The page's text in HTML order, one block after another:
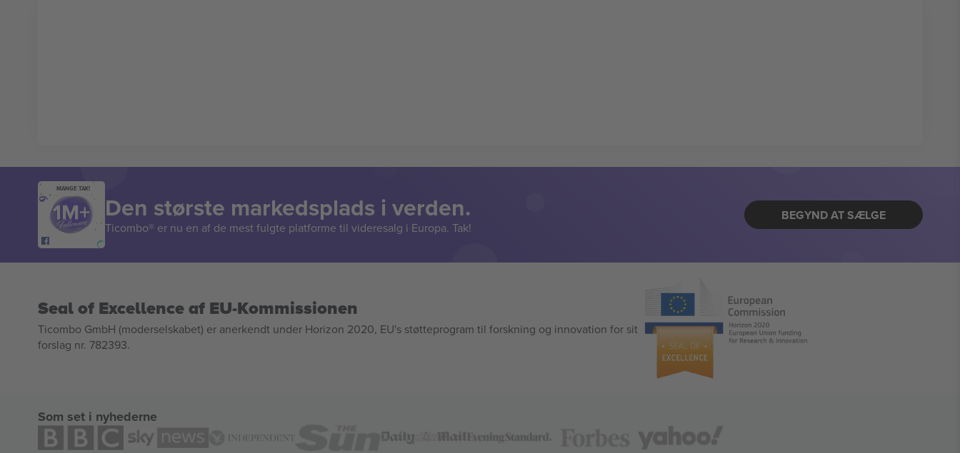
MANGE TAK!
Den største markedsplads i verden.
Ticombo® er nu en af de mest fulgte platforme til videresalg i Europa. Tak!
BEGYND AT SÆLGE
Seal of Excellence af EU-Kommissionen
Ticombo GmbH (moderselskabet) er anerkendt under Horizon 2020, EU's støtteprogram til forskning og innovation for sit
forslag nr. 782393.
Som set i nyhederne